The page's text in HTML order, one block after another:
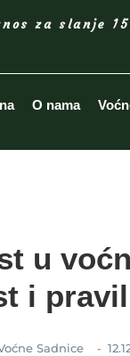
za slanje
O nama
u
i
Sadnice -